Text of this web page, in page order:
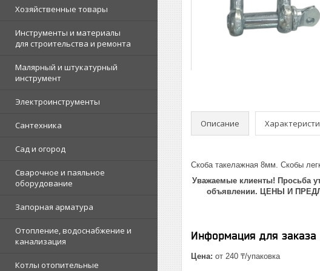
Хозяйственные товары
Инструменты и материалы
для строительства и ремонта
Малярный и штукатурный
инструмент
Электроинструменты
Сантехника
Сад и огород
Сварочное и паяльное
оборудование
Запорная арматура
Отопление, водоснабжение и
канализация
Котлы отопительные
Описание
Скоба такелажная 8мм. Скобы
Уважаемые клиенты! Просьба
объявлении. ЦЕНЫ И
Информация для заказа
Цена: от 240 ₸/упаковка